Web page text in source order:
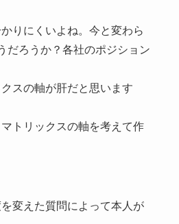
りにくいよね。今と変わら
だろうか？各社のポジション
スの軸が肝だと思います
トリックスの軸を考えて作
変えた質問によって本人が